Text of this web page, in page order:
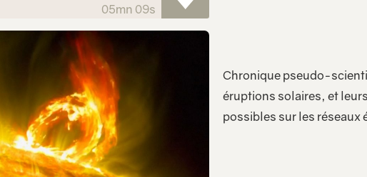
05mn 09s
Chronique pseudo-
éruptions solaires, et
possibles sur les réseaux